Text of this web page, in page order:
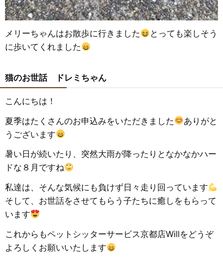
メリーちゃんはお散歩に行きました
とっても楽しそう
に歩いてくれました
猫のお世話 ドレミちゃん
こんにちは！
夏季はたくさんのお申込みをいただきました
ありがと
うございます
暑い日が続いたり、突然大雨が降ったりとなかなかハー
ドな８月ですね
私達は、そんな気候にも負けず日々走り回っています
そして、お世話をさせてもらう子たちに癒しをもらって
います
これからもペットシッターサービス京都店Willをどうぞ
よろしくお願いいたします